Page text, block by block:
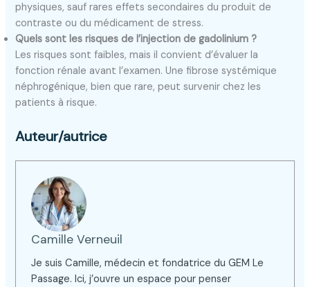
physiques, sauf rares effets secondaires du produit de
contraste ou du médicament de stress.
Quels sont les risques de l’injection de gadolinium ?
Les risques sont faibles, mais il convient d’évaluer la
fonction rénale avant l’examen. Une fibrose systémique
néphrogénique, bien que rare, peut survenir chez les
patients à risque.
Auteur/autrice
Camille Verneuil
Je suis Camille, médecin et fondatrice du GEM Le
Passage. Ici, j’ouvre un espace pour penser